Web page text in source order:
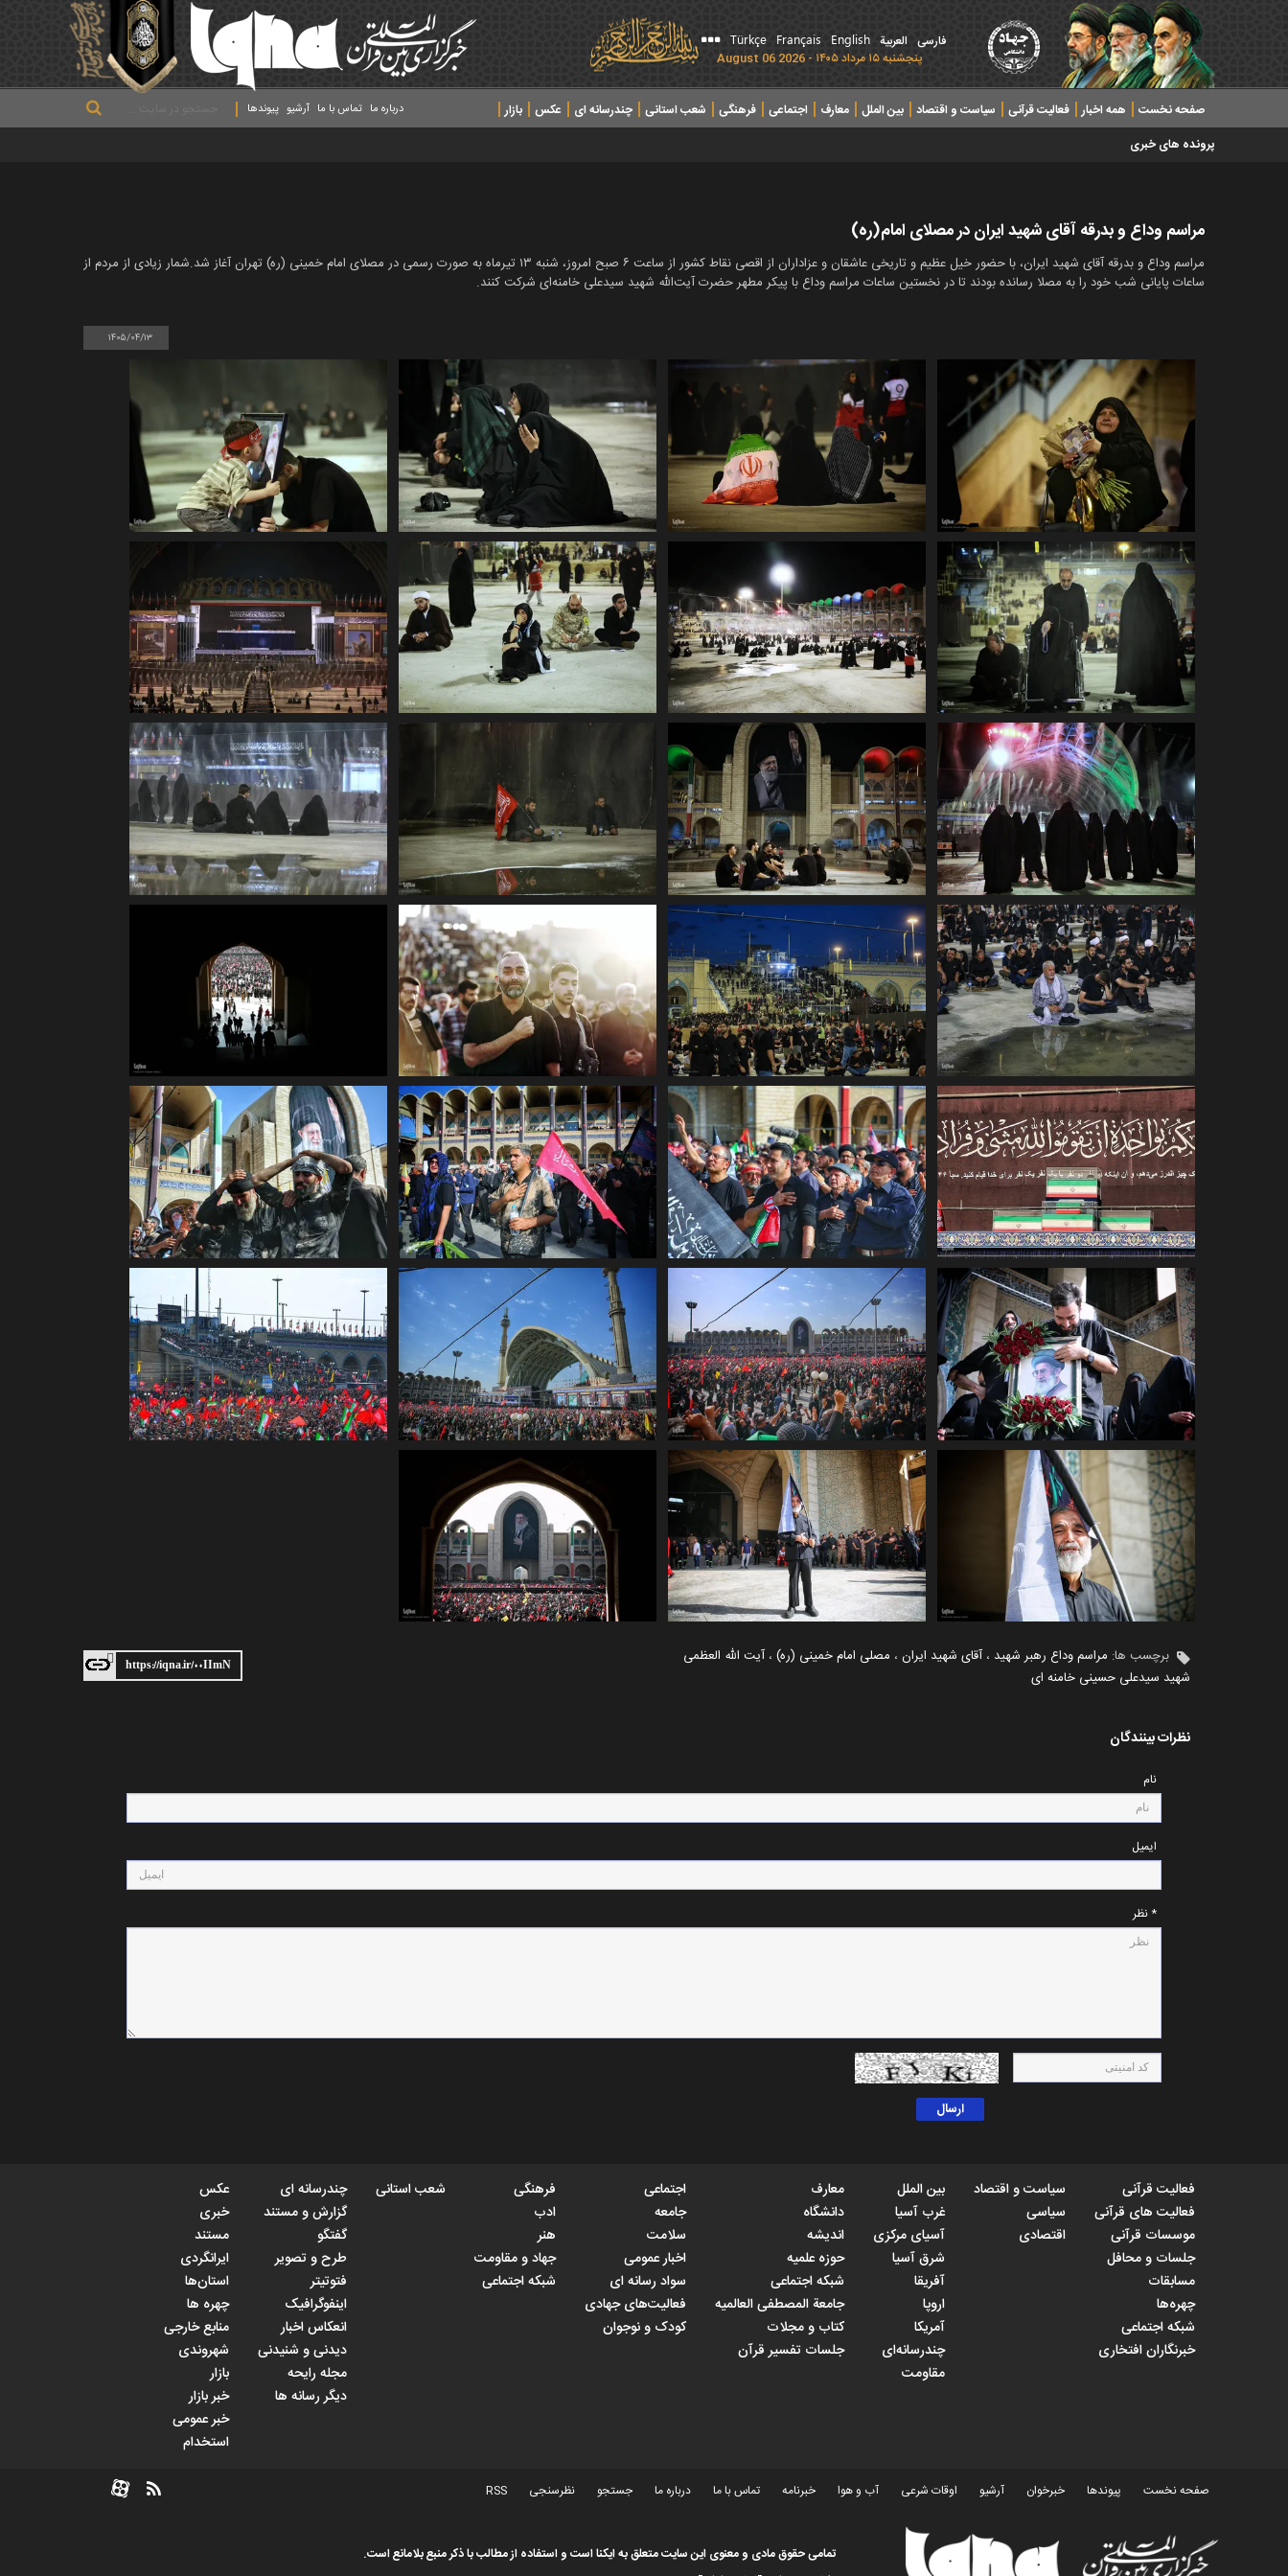
فارسی العربیة English
Français
Türkçe
پنجشنبه ۱۵ مرداد ۱۴۰۵ - 2026 August 06
صفحه نخست همه اخبار فعالیت قرآنی سیاست و اقتصاد بین الملل معارف اجتماعی فرهنگی شعب استانی چندرسانه ای عکس
بازار
پرونده های خبری
پیوندها آرشیو تماس با ما درباره ما
مراسم وداع و بدرقه آقای شهید ایران در مصلای امام(ره)
مراسم وداع و بدرقه آقای شهید ایران، با حضور خیل عظیم و تاریخی عاشقان و عزاداران از اقصی نقاط کشور از ساعت ۶ صبح امروز، شنبه ۱۳ تیرماه به صورت رسمی در مصلای امام خمینی (ره) تهران آغاز شد.شمار زیادی از مردم از
ساعات پایانی شب خود را به مصلا رسانده بودند تا در نخستین ساعات مراسم وداع با پیکر مطهر حضرت آیت‌الله شهید سیدعلی خامنه‌ای شرکت کنند.
۱۴۰۵/۰۴/۱۳
برچسب ها: مراسم وداع رهبر شهید ، آقای شهید ایران ، مصلی امام خمینی (ره) ، آیت الله العظمی
شهید سیدعلی حسینی خامنه ای
https://iqna.ir/۰۰IImN
نظرات بینندگان
نام
ایمیل
* نظر
فعالیت قرآنی
فعالیت های قرآنی
موسسات قرآنی
جلسات و محافل
مسابقات
چهره‌ها
شبکه اجتماعی
خبرنگاران افتخاری
سیاست و اقتصاد
سیاسی
اقتصادی
بین الملل
غرب آسیا
آسیای مرکزی
شرق آسیا
آفریقا
اروپا
آمریکا
چندرسانه‌ای
مقاومت
معارف
دانشگاه
اندیشه
حوزه علمیه
شبکه اجتماعی
جامعة المصطفی العالمیه
کتاب و مجلات
جلسات تفسیر قرآن
اجتماعی
جامعه
سلامت
اخبار عمومی
سواد رسانه ای
فعالیت‌های جهادی
کودک و نوجوان
فرهنگی
ادب
هنر
جهاد و مقاومت
شبکه اجتماعی
شعب استانی
چندرسانه ای
گزارش و مستند
گفتگو
طرح و تصویر
فتوتیتر
اینفوگرافیک
انعکاس اخبار
دیدنی و شنیدنی
مجله رایحه
دیگر رسانه ها
عکس
خبری
مستند
ایرانگردی
استان‌ها
چهره ها
منابع خارجی
شهروندی
بازار
خبر بازار
خبر عمومی
استخدام
صفحه نخست پیوندها خبرخوان آرشیو اوقات شرعی آب و هوا خبرنامه تماس با ما درباره ما جستجو نظرسنجی RSS
تمامی حقوق مادی و معنوی این سایت متعلق به ایکنا است و استفاده از مطالب با ذکر منبع بلامانع است.